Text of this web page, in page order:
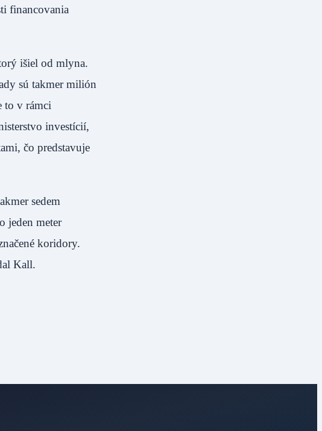
financovania
išiel od mlyna.
sú takmer milión
to v rámci
investícií,
čo predstavuje
sedem
jeden meter
koridory.
Kall.